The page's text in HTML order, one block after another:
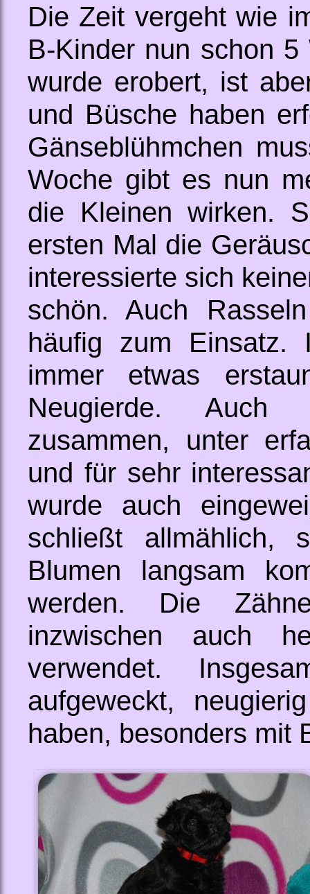
Die Zeit vergeht wie
B-Kinder nun schon
wurde erobert, ist
und Büsche haben
Gänseblühmchen
Woche gibt es nun
die Kleinen wirken.
ersten Mal die
interessierte sich
schön. Auch
häufig zum Einsatz.
immer etwas
Neugierde. Auch
zusammen, unter
und für sehr
wurde auch
schließt allmählich,
Blumen langsam
werden. Die
inzwischen auch
verwendet.
aufgeweckt,
haben, besonders mit